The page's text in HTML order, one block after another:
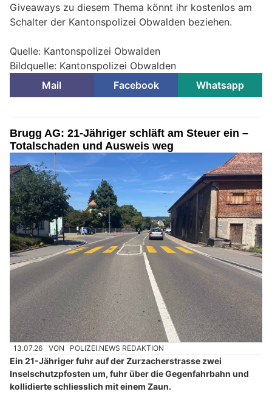
Giveaways zu diesem Thema könnt ihr kostenlos am
Schalter der Kantonspolizei Obwalden beziehen.
Quelle: Kantonspolizei Obwalden
Bildquelle: Kantonspolizei Obwalden
Mail
Facebook Whatsapp
Brugg AG: 21-Jähriger schläft am Steuer ein –
Totalschaden und Ausweis weg
13.07.26 VON POLIZEI.NEWS REDAKTION
Ein 21-Jähriger fuhr auf der Zurzacherstrasse zwei
Inselschutzpfosten um, fuhr über die Gegenfahrbahn und
kollidierte schliesslich mit einem Zaun.